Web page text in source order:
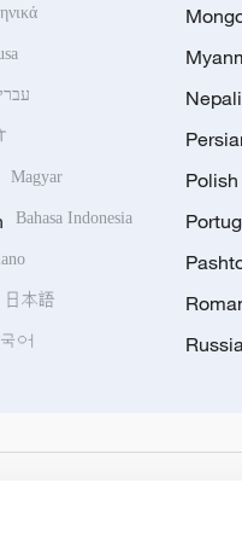
Magyar
Bahasa Indonesia
日本語
어
Nepali
Polish